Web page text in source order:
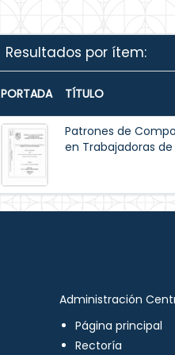
Resultados por ítem:
PORTADA TÍTULO
Patrones de
en Trabajadoras
Administración
Página principal
Rectoría